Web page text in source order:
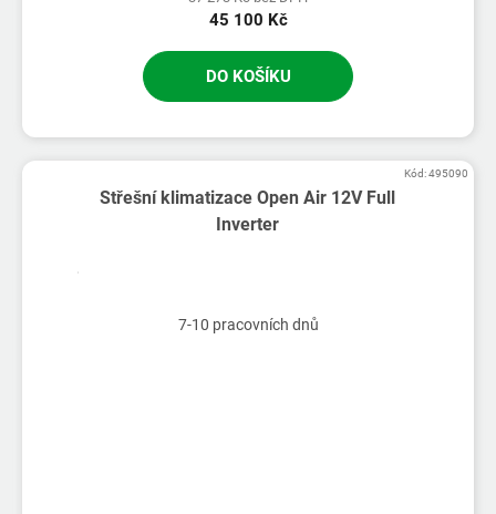
45 100 Kč
DO KOŠÍKU
Střešní klimatizace Open Air 12V Full
Inverter
7-10 pracovních dnů
Kód:495090